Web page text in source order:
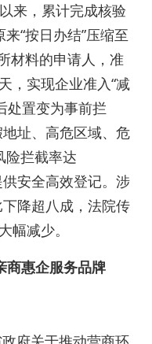
来，累计完成核验
“按日办结”压缩至
材料的申请人，准
，实现企业准入“减
处置变为事前拦
址、高危区域、危
险拦截率达
安全高效登记。涉
降超八成，法院传
幅减少。
商惠企服务品牌